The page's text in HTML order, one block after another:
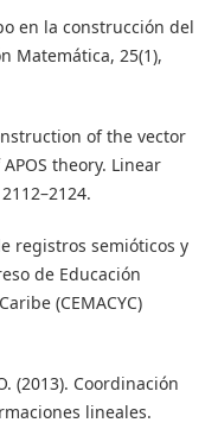
en la construcción del
Matemática, 25(1),
of the vector
theory. Linear
registros semióticos y
de Educación
(CEMACYC)
(2013). Coordinación
lineales.